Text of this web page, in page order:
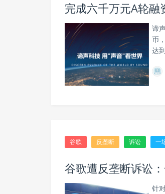
完成六千万元A轮
谛
币
达
谷歌 反垄断 诉讼 一
谷歌遭反垄断诉讼
针